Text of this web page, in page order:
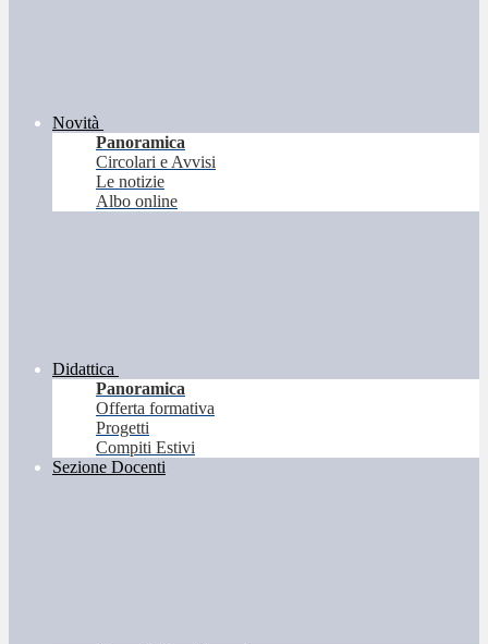
Novità
Panoramica
Circolari e Avvisi
Le notizie
Albo online
Didattica
Panoramica
Offerta formativa
Progetti
Compiti Estivi
Sezione Docenti